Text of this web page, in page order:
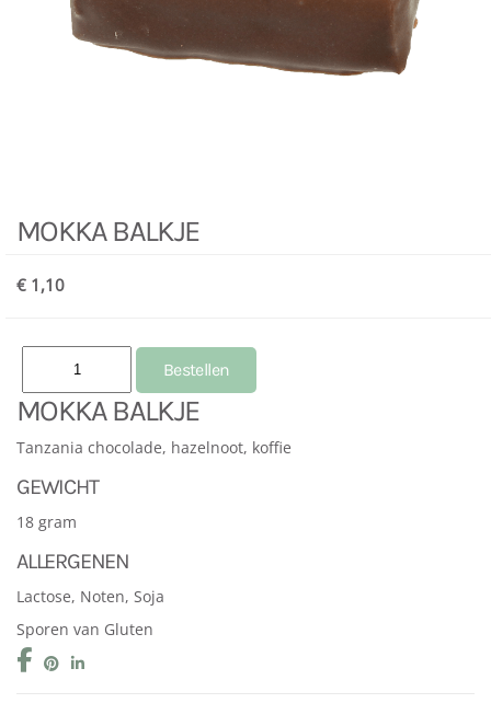
MOKKA BALKJE
€ 1,10
MOKKA BALKJE
Tanzania chocolade, hazelnoot, koffie
GEWICHT
18 gram
ALLERGENEN
Lactose, Noten, Soja
Sporen van Gluten